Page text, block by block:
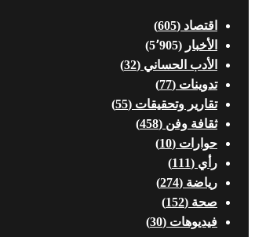
اقتصاد (605)
الأخبار (5٬905)
الأدب الحساني (32)
تدوينات (77)
تقارير وتحقيقات (55)
ثقافة وفن (458)
حوارات (10)
رأي (111)
رياضة (274)
صحة (152)
فيديوهات (30)